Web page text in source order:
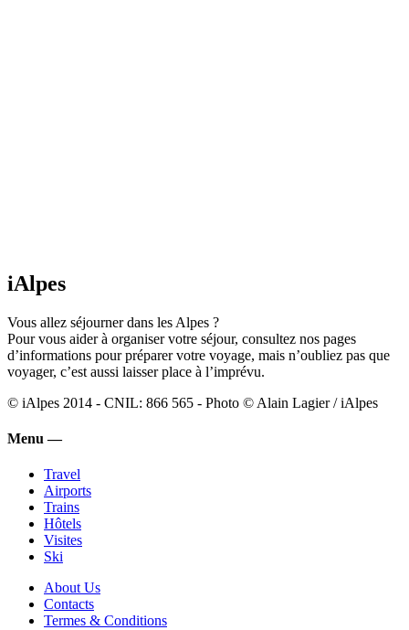
iAlpes
Vous allez séjourner dans les Alpes ?
Pour vous aider à organiser votre séjour, consultez nos pages
d’informations pour préparer votre voyage, mais n’oubliez pas que
voyager, c’est aussi laisser place à l’imprévu.
© iAlpes 2014 - CNIL: 866 565 - Photo © Alain Lagier / iAlpes
Menu —
Travel
Airports
Trains
Hôtels
Visites
Ski
About Us
Contacts
Termes & Conditions